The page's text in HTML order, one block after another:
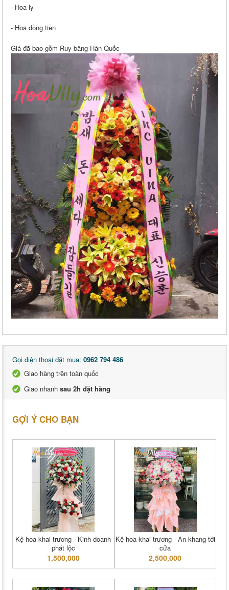
- Hoa ly
- Hoa đồng tiền
Giá đã bao gồm Ruy băng Hàn Quốc
Gọi điện thoại đặt mua: 0962 794 486
Giao hàng trên toàn quốc
Giao nhanh sau 2h đặt hàng
GỢI Ý CHO BẠN
Kệ hoa khai trương - Kinh doanh
phát lộc
1,500,000
Kệ hoa khai trương - An khang tới
cửa
2,500,000